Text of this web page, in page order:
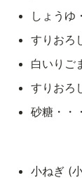
しょうゆ
すりおろ
白いりご
すりおろ
砂糖・・
小ねぎ (